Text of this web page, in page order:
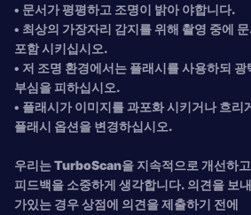
• 문서가 평평하고 조명이 밝아 야합니다.
• 최상의 가장자리 감지를 위해 촬영 중에
포함 시키십시오.
• 저 조명 환경에서는 플래시를 사용하되
부심을 피하십시오.
• 플래시가 이미지를 과포화 시키거나 흐리
플래시 옵션을 변경하십시오.
우리는 TurboScan을 지속적으로 개선하
피드백을 소중하게 생각합니다. 의견을 보
가있는 경우 상점에 의견을 제출하기 전에